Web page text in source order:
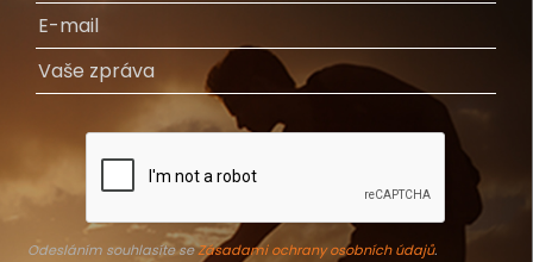
Odesláním souhlasíte seZásadami ochrany osobních údajů.